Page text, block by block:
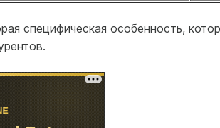
специфическая особенность,